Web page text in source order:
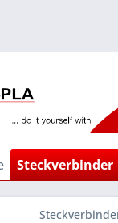
Steckverbinder